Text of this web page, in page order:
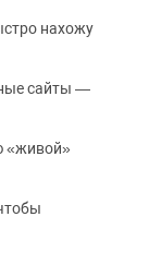
нахожу
сайты —
«живой»